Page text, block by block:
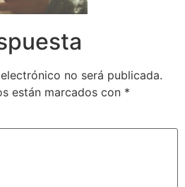
no será publicada.
están marcados con *